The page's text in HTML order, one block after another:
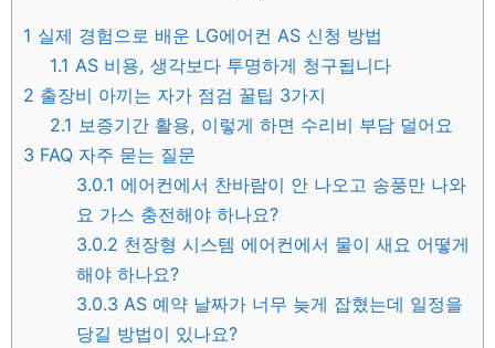
1 실제 경험으로 배운 LG에어컨 AS 신청 방법
1.1 AS 비용, 생각보다 투명하게 청구됩니다
2 출장비 아끼는 자가 점검 꿀팁 3가지
2.1 보증기간 활용, 이렇게 하면 수리비 부담 덜어요
3 FAQ 자주 묻는 질문
3.0.1 에어컨에서 찬바람이 안 나오고 송풍만 나와
요 가스 충전해야 하나요?
3.0.2 천장형 시스템 에어컨에서 물이 새요 어떻게
해야 하나요?
3.0.3 AS 예약 날짜가 너무 늦게 잡혔는데 일정을
당길 방법이 있나요?